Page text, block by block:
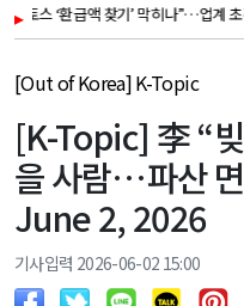
▸
‘환급액 찾기’ 막히나”…업계 초긴장
[Out of Korea] K-Topic
[K-Topic] 李 “
을 사람…파산
June 2, 2026
기사입력 2026-06-02 15:00